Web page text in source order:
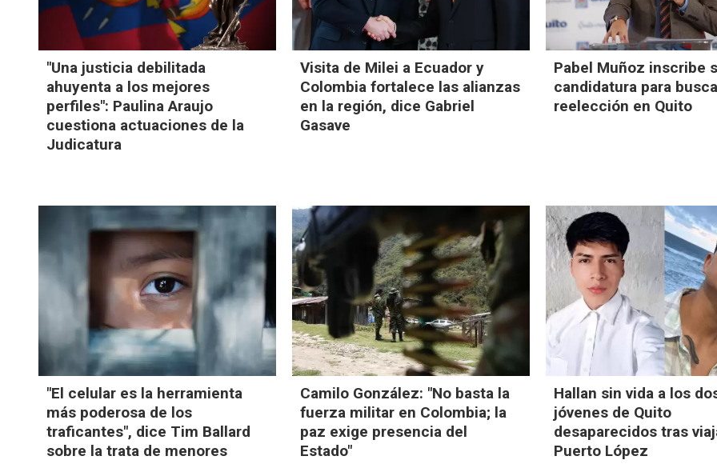
"Una justicia debilitada
ahuyenta a los mejores
perfiles": Paulina Araujo
cuestiona actuaciones de la
Judicatura
Visita de Milei a Ecuador y
Colombia fortalece las alianzas
en la región, dice Gabriel
Gasave
Pabel Muñoz inscribe
candidatura para
reelección en Quito
"El celular es la herramienta
más poderosa de los
traficantes", dice Tim Ballard
sobre la trata de menores
Camilo González: "No basta la
fuerza militar en Colombia; la
paz exige presencia del
Estado"
Hallan sin vida a los
jóvenes de Quito
desaparecidos tras
Puerto López